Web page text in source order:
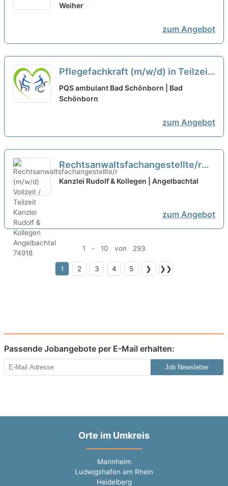
Menschen!
Weiher
zum Angebot
Pflegefachkraft (m/w/d) in Teilzeit
(50% oder 75%) - Hier kannst Du
durchstarten!
PQS ambulant Bad Schönborn | Bad
Schönborn
zum Angebot
Rechtsanwaltsfachangestellte/r
(m/w/d) Vollzeit / Teilzeit neu
Kanzlei Rudolf & Kollegen | Angelbachtal
zum Angebot
1 - 10 von 293
1 2 3 4 5 ❯ ❯❯
Passende Jobangebote per E-Mail erhalten:
Job Newsletter
Orte im Umkreis
Mannheim
Ludwigshafen am Rhein
Heidelberg